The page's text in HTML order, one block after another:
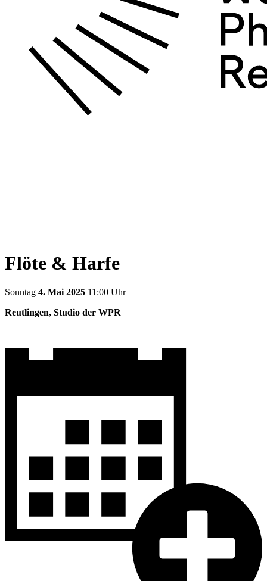
Flöte & Harfe
Sonntag 4. Mai 2025 11:00 Uhr
Reutlingen, Studio der WPR